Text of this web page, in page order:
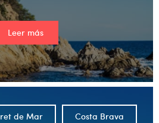
Leer más
Costa Brava
de Mar